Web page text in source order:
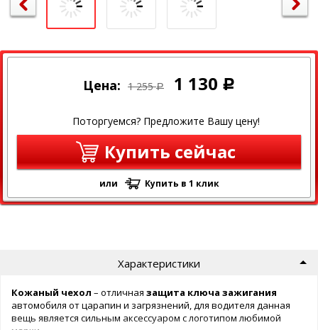
Цена: 1 255 Р 1 130 Р
Поторгуемся? Предложите Вашу цену!
Купить сейчас
или Купить в 1 клик
Характеристики
Кожаный чехол – отличная защита ключа зажигания
автомобиля от царапин и загрязнений, для водителя данная
вещь является сильным аксессуаром с логотипом любимой